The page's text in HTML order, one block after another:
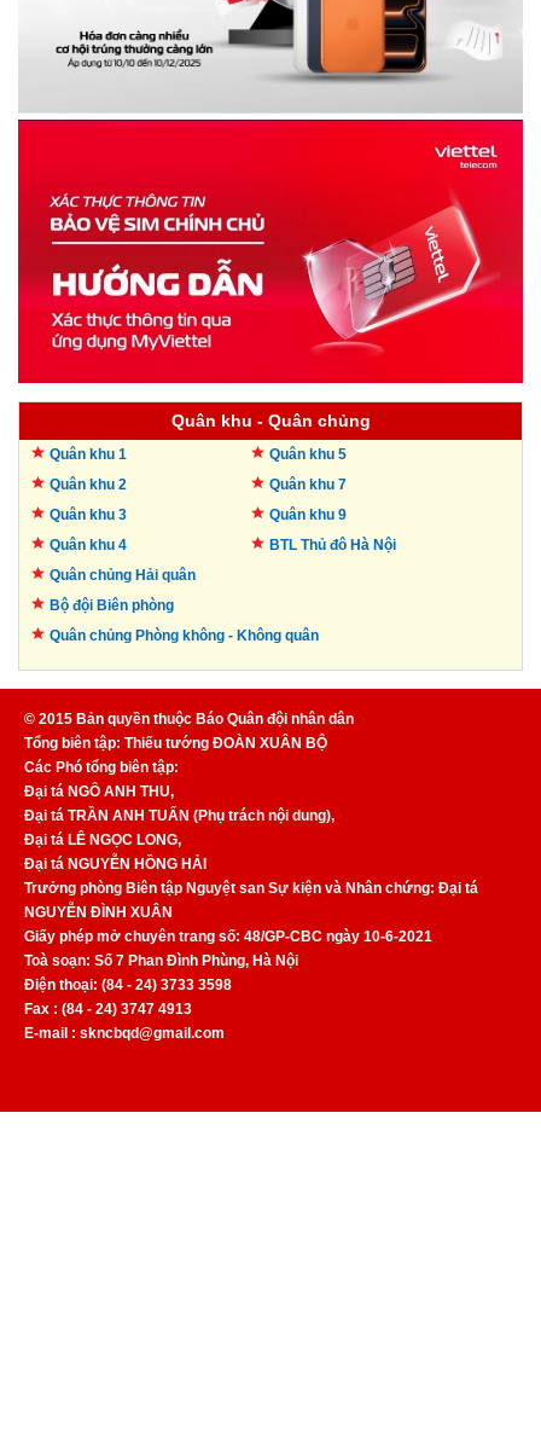
Quân khu - Quân chủng
Quân khu 1
Quân khu 2
Quân khu 3
Quân khu 4
Quân khu 5
Quân khu 7
Quân khu 9
BTL Thủ đô Hà Nội
Quân chủng Hải quân
Bộ đội Biên phòng
Quân chủng Phòng không - Không quân
© 2015 Bản quyền thuộc Báo Quân đội nhân dân
Tổng biên tập: Thiếu tướng ĐOÀN XUÂN BỘ
Các Phó tổng biên tập:
Đại tá NGÔ ANH THU,
Đại tá TRẦN ANH TUẤN (Phụ trách nội dung),
Đại tá LÊ NGỌC LONG,
Đại tá NGUYỄN HỒNG HẢI
Trưởng phòng Biên tập Nguyệt san Sự kiện và Nhân chứng: Đại tá
NGUYỄN ĐÌNH XUÂN
Giấy phép mở chuyên trang số: 48/GP-CBC ngày 10-6-2021
Toà soạn: Số 7 Phan Đình Phùng, Hà Nội
Điện thoại: (84 - 24) 3733 3598
Fax : (84 - 24) 3747 4913
E-mail : skncbqd@gmail.com